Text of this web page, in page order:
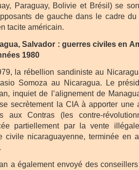
Paraguay, Bolivie et Brésil) se
de gauche dans le cadre
tacite américain.
Salvador : guerres civiles en
1980
la rébellion sandiniste au
Somoza au Nicaragua. Le
inquiet de l’alignement de
secrètement la CIA à apporter
aux Contras (les contre-
partiellement par la vente
civile nicaraguayenne, terminée en
a également envoyé des